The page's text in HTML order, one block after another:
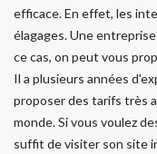
efficace. En effet, les
élagages. Une
ce cas, on peut vous
Il a plusieurs années
proposer des tarifs très
monde. Si vous voulez
suffit de visiter son site